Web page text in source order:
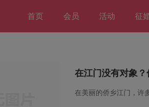
首页 会员 活动 征
在江门没有对象